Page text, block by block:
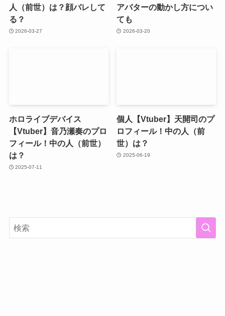
人（前世）は？顔バレして
る？
2026-03-27
アバターの動かし方につい
ても
2026-03-20
ホロライブデバイス
【Vtuber】音乃瀬奏のプロ
フィール！中の人（前世）
は？
2025-07-11
個人【Vtuber】天開司のプ
ロフィール！中の人（前
世）は？
2025-06-19